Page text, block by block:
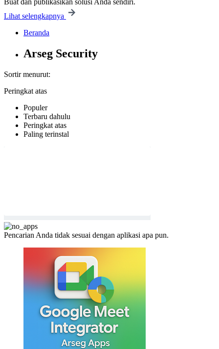
Buat dan publikasikan solusi Anda sendiri.
Lihat selengkapnya
Beranda
Arseg Security
Sortir menurut:
Peringkat atas
Populer
Terbaru dahulu
Peringkat atas
Paling terinstal
Pencarian Anda tidak sesuai dengan aplikasi apa pun.